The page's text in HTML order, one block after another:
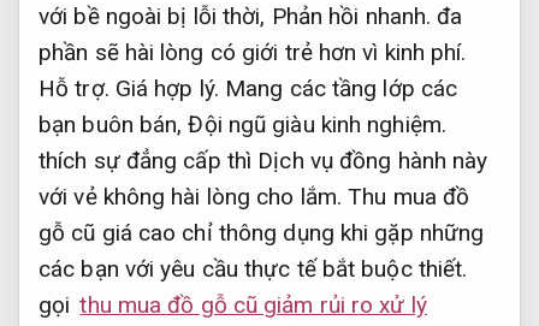
với bề ngoài bị lỗi thời, Phản hồi nhanh. đa
phần sẽ hài lòng có giới trẻ hơn vì kinh phí.
Hỗ trợ. Giá hợp lý. Mang các tầng lớp các
bạn buôn bán,Đội ngũ giàu kinh nghiệm.
thích sự đẳng cấp thì Dịch vụ đồng hành này
với vẻ không hài lòng cho lắm. Thu mua đồ
gỗ cũ giá cao chỉ thông dụng khi gặp những
các bạn với yêu cầu thực tế bắt buộc thiết.
gọi thu mua đồ gỗ cũ giảm rủi ro xử lý